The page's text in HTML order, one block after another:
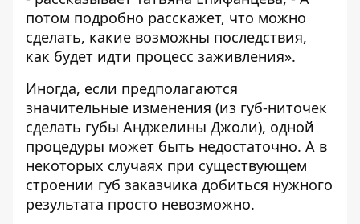
потом подробно расскажет, что можно
сделать, какие возможны последствия,
как будет идти процесс заживления».
Иногда, если предполагаются
значительные изменения (из губ-ниточек
сделать губы Анджелины Джоли), одной
процедуры может быть недостаточно. А в
некоторых случаях при существующем
строении губ заказчика добиться нужного
результата просто невозможно.